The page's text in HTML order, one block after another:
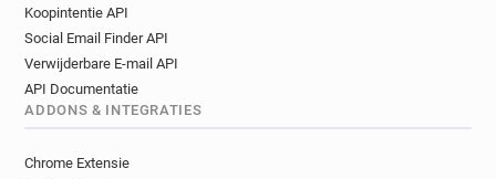
Koopintentie API
Social Email Finder API
Verwijderbare E-mail API
API Documentatie
ADDONS & INTEGRATIES
Chrome Extensie